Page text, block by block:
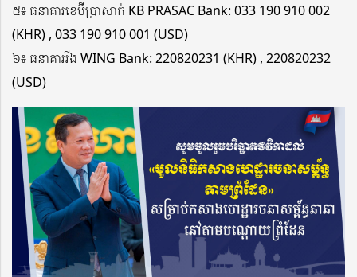
៥​៖ ធនាគារខេប៊ីប្រាសាក់ KB PRASAC Bank: 033 190 910 002
(KHR) , 033 190 910 001 (USD)
៦៖ ធនាគាររីង WING Bank: 220820231 (KHR) , 220820232
(USD)